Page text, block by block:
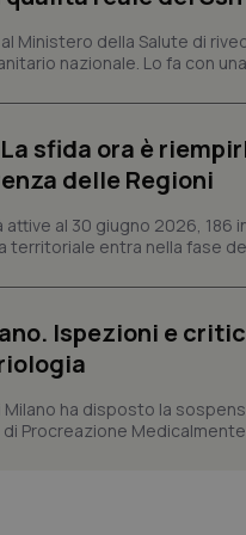
Ministero della Salute di
nazionale. Lo fa con
sfida ora è
delle Regioni
attive al 30 giugno 2026,
territoriale entra nella fase
Ispezioni e
Milano ha disposto la
Procreazione Medicalmente
www.quotidianosanita.it
PHP.net
.quotidianosanita.it